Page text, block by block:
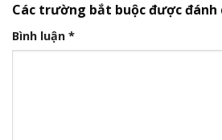
Các trường bắt buộc được đánh
Bình luận *